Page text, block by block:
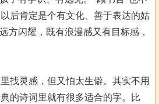
后肯定是个有文化、善于表达的姑
方闪耀，既有浪漫感又有目标感，
找灵感，但又怕太生僻。其实不用
的诗词里就有很多适合的字。比